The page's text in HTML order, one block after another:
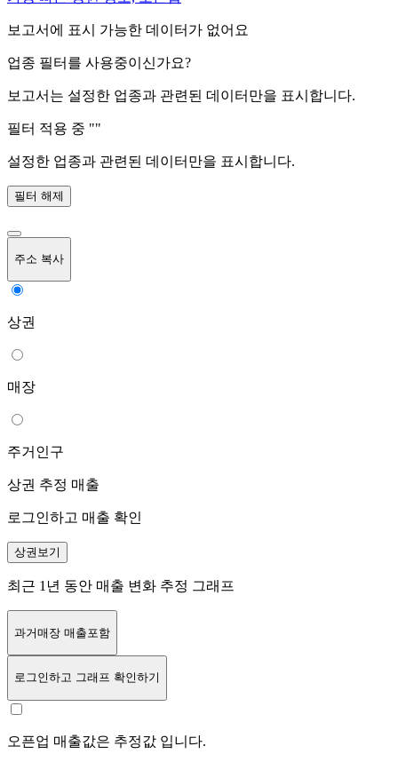
보고서에 표시 가능한 데이터가 없어요
업종 필터를 사용중이신가요?
보고서는 설정한 업종과 관련된 데이터만을 표시합니다.
필터 적용 중 ""
설정한 업종과 관련된 데이터만을 표시합니다.
필터 해제
주소 복사
상권
매장
주거인구
상권 추정 매출
로그인하고 매출 확인
상권보기
최근 1년 동안 매출 변화 추정 그래프
과거매장 매출포함
로그인하고 그래프 확인하기
오픈업 매출값은 추정값 입니다.